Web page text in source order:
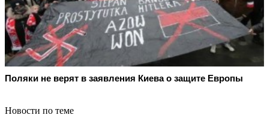
Поляки не верят в заявления Киева о защите Европы
Новости по теме